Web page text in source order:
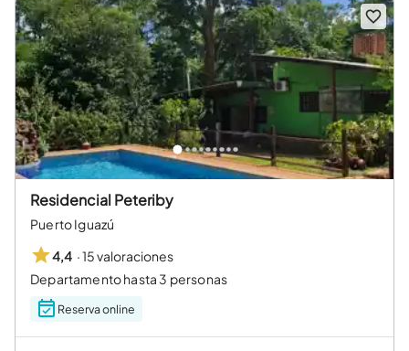
Residencial Peteriby
Puerto Iguazú
4,4 ·15 valoraciones
Departamento hasta 3 personas
Reserva online